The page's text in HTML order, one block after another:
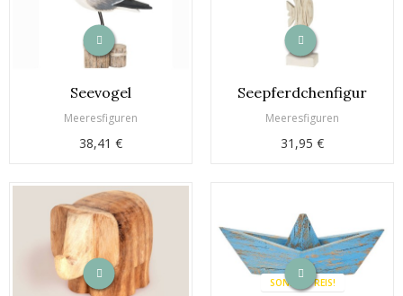
Seevogel
Meeresfiguren
38,41 €
Seepferdchenfigur
Meeresfiguren
31,95 €
SONDERPREIS!